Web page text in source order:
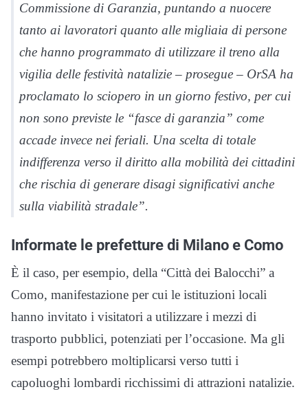
Commissione di Garanzia, puntando a nuocere
tanto ai lavoratori quanto alle migliaia di persone
che hanno programmato di utilizzare il treno alla
vigilia delle festività natalizie – prosegue – OrSA ha
proclamato lo sciopero in un giorno festivo, per cui
non sono previste le “fasce di garanzia” come
accade invece nei feriali. Una scelta di totale
indifferenza verso il diritto alla mobilità dei cittadini
che rischia di generare disagi significativi anche
sulla viabilità stradale”.
Informate le prefetture di Milano e Como
È il caso, per esempio, della “Città dei Balocchi” a
Como, manifestazione per cui le istituzioni locali
hanno invitato i visitatori a utilizzare i mezzi di
trasporto pubblici, potenziati per l’occasione. Ma gli
esempi potrebbero moltiplicarsi verso tutti i
capoluoghi lombardi ricchissimi di attrazioni natalizie.